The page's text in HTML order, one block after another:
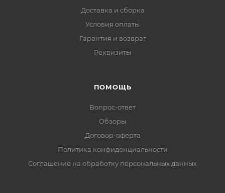
Доставка и сборка
Условия оплаты
Гарантия и возврат
Реквизиты
ПОМОЩЬ
Вопрос-ответ
Обзоры
Договор-оферта
Политика конфиденциальности
Соглашение на обработку персональных данных